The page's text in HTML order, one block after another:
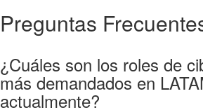
Preguntas
¿Cuáles son los roles de
más demandados en
actualmente?